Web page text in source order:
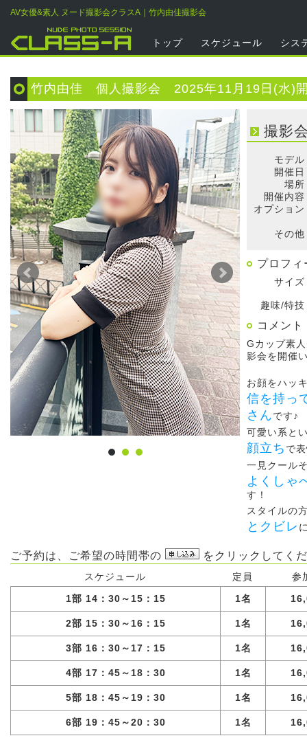
AV女優&素人 ヌード撮影会クラスA｜竹内由佳撮影会
トップ スケジュール シス
竹内由佳 個人撮影会 2025年11月19日(水)
撮影
モデル
開催
場所
開催内容
オプション
その他
プロフィ
サイズ
趣味/特技
コメント
Gカップ素
影会を開催
お顔をハッ
信を持っ
さんです♪
可愛い系と
顔立ち で
一見クール
よくしゃ
す！
スタイルの
とクビレ
ご予約は、ご希望の時間帯の をクリックしてく
スケジュール 定員
参
1部 14：30～15：15
1名
2部 15：30～16：15 1名
3部 16：30～17：15 1名
4部 17：45～18：30 1名
5部 18：45～19：30 1名
6部 19：45～20：30 1名